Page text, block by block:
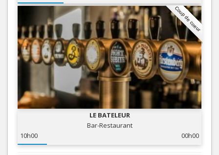
Coup de coeur
LE BATELEUR
Bar-Restaurant
10h00
00h00